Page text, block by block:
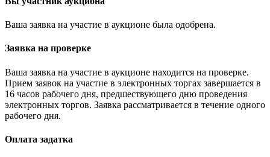
Ваша заявка на участие в аукционе была одобрена.
Заявка на проверке
Ваша заявка на участие в аукционе находится на проверке.
Прием заявок на участие в электронных торгах завершается в
16 часов рабочего дня, предшествующего дню проведения
электронных торгов. Заявка рассматривается в течение одного
рабочего дня.
Оплата задатка